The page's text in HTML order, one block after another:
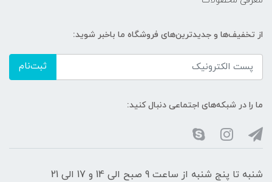
از تخفیف‌ها و جدیدترین‌های فروشگاه ما باخبر شوید:
ثبت‌نام
ما را در شبکه‌های اجتماعی دنبال کنید:
شنبه تا پنج شنبه از ساعت 9 صبح الی 14 و 17 الی 21